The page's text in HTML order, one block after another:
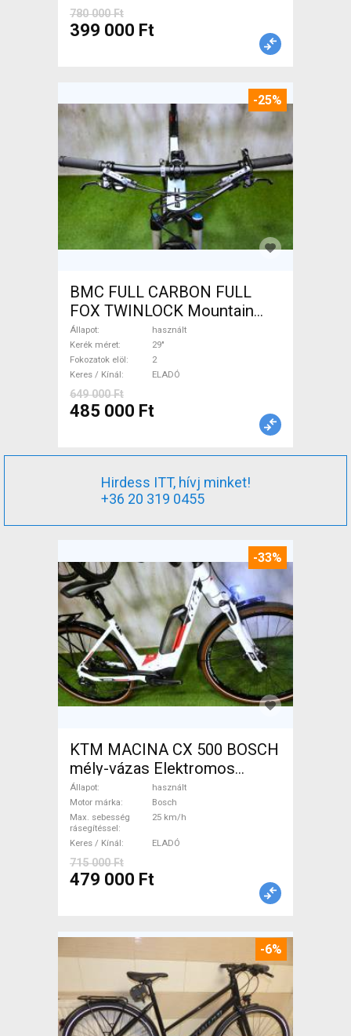
780 000 Ft
399 000 Ft
-25%
BMC FULL CARBON FULL
FOX TWINLOCK Mountain
Bike 29" össztelós / fully
használt ELADÓ
Állapot
használt
Kerék méret
29"
Fokozatok elöl
2
Keres / Kínál
ELADÓ
649 000 Ft
485 000 Ft
Hirdess ITT, hívj minket!
+36 20 319 0455
-33%
KTM MACINA CX 500 BOSCH
mély-vázas Elektromos
Trekking/cross 25 km/h
Bosch használt ELADÓ
Állapot
használt
Motor márka
Bosch
Max. sebesség
rásegítéssel
25 km/h
Keres / Kínál ELADÓ
715 000 Ft
479 000 Ft
-6%